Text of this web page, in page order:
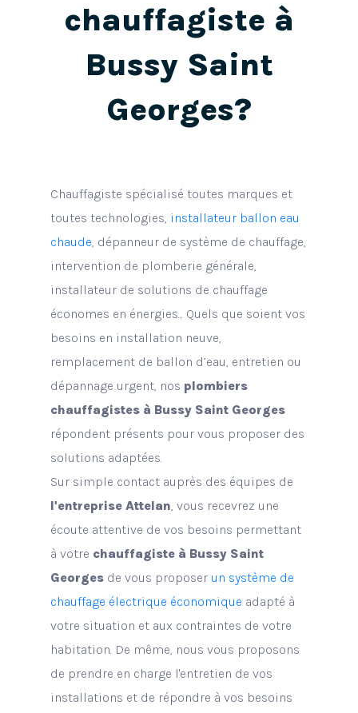
chauffagiste à
Bussy Saint
Georges?
Chauffagiste spécialisé toutes marques et
toutes technologies, installateur ballon eau
chaude, dépanneur de système de chauffage,
intervention de plomberie générale,
installateur de solutions de chauffage
économes en énergies... Quels que soient vos
besoins en installation neuve,
remplacement de ballon d’eau, entretien ou
dépannage urgent, nos plombiers
chauffagistes à Bussy Saint Georges
répondent présents pour vous proposer des
solutions adaptées.
Sur simple contact auprès des équipes de
l'entreprise Attelan, vous recevrez une
écoute attentive de vos besoins permettant
à votre chauffagiste à Bussy Saint
Georges de vous proposer un système de
chauffage électrique économique adapté à
votre situation et aux contraintes de votre
habitation. De même, nous vous proposons
de prendre en charge l'entretien de vos
installations et de répondre à vos besoins